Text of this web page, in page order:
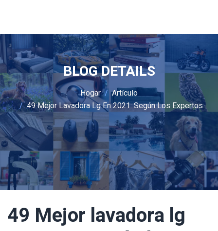
BLOG DETAILS
Hogar
Artículo
49 Mejor Lavadora Lg En 2021: Según Los Expertos
49 Mejor lavadora lg